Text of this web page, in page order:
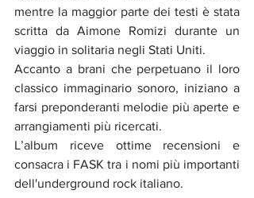
mentre la maggior parte dei testi è stata
scritta da Aimone Romizi durante un
viaggio in solitaria negli Stati Uniti.
Accanto a brani che perpetuano il loro
classico immaginario sonoro, iniziano a
farsi preponderanti melodie più aperte e
arrangiamenti più ricercati.
L’album riceve ottime recensioni e
consacra i FASK tra i nomi più importanti
dell'underground rock italiano.